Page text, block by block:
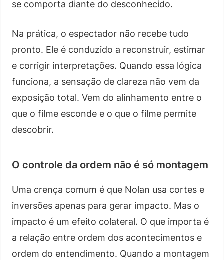
se comporta diante do desconhecido.
Na prática, o espectador não recebe tudo
pronto. Ele é conduzido a reconstruir, estimar
e corrigir interpretações. Quando essa lógica
funciona, a sensação de clareza não vem da
exposição total. Vem do alinhamento entre o
que o filme esconde e o que o filme permite
descobrir.
O controle da ordem não é só montagem
Uma crença comum é que Nolan usa cortes e
inversões apenas para gerar impacto. Mas o
impacto é um efeito colateral. O que importa é
a relação entre ordem dos acontecimentos e
ordem do entendimento. Quando a montagem